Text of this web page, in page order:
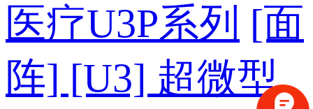
医疗U3P系列 [面
阵] [U3] 超微型